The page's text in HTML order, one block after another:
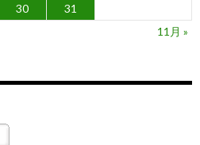
30
31
11月 »